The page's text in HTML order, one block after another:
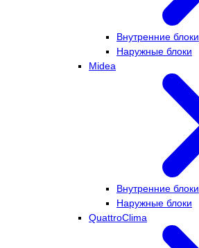
Внутренние блоки
Наружные блоки
Midea
Внутренние блоки
Наружные блоки
QuattroClima